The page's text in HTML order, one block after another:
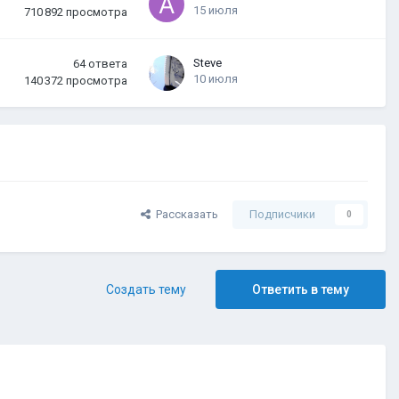
710 892 просмотра
15 июля
64 ответа
140 372 просмотра
Steve
10 июля
Рассказать Подписчики 0
Ответить в тему
Создать тему